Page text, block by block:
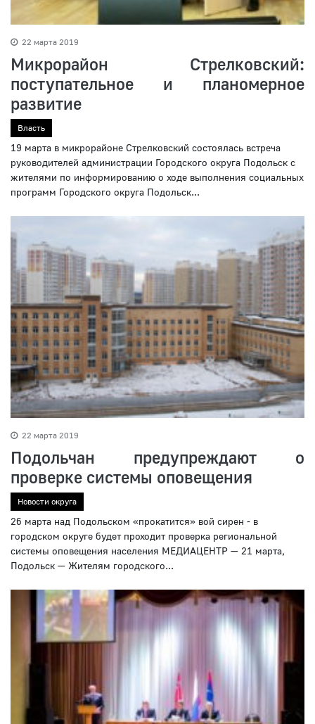
22 марта 2019
Микрорайон Стрелковский:
поступательное и планомерное
развитие
Власть
19 марта в микрорайоне Стрелковский состоялась встреча
руководителей администрации Городского округа Подольск с
жителями по информированию о ходе выполнения социальных
программ Городского округа Подольск...
22 марта 2019
Подольчан предупреждают о
проверке системы оповещения
Новости округа
26 марта над Подольском «прокатится» вой сирен - в
городском округе будет проходит проверка региональной
системы оповещения населения МЕДИАЦЕНТР — 21 марта,
Подольск — Жителям городского...